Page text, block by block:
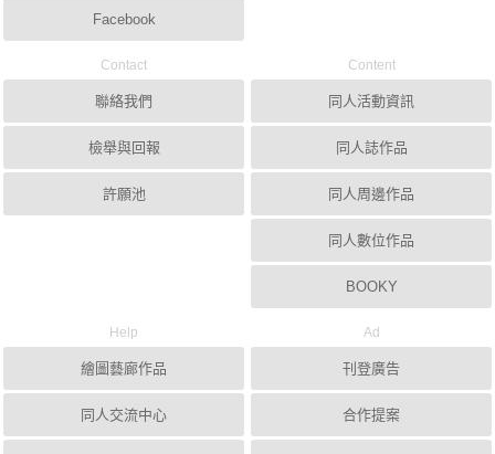
Facebook
Contact
聯絡我們
檢舉與回報
許願池
Content
同人活動資訊
同人誌作品
同人周邊作品
同人數位作品
BOOKY
Help
繪圖藝廊作品
同人交流中心
Ad
刊登廣告
合作提案